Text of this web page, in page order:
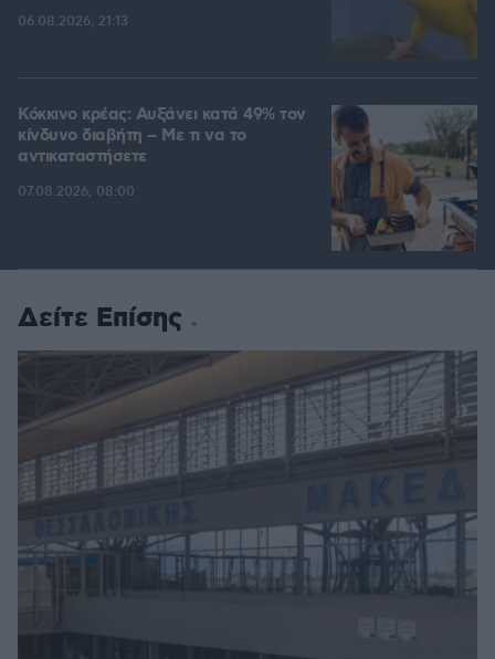
06.08.2026, 21:13
Κόκκινο κρέας: Αυξάνει κατά 49% τον
κίνδυνο διαβήτη – Με τι να το
αντικαταστήσετε
07.08.2026, 08:00
Δείτε Επίσης